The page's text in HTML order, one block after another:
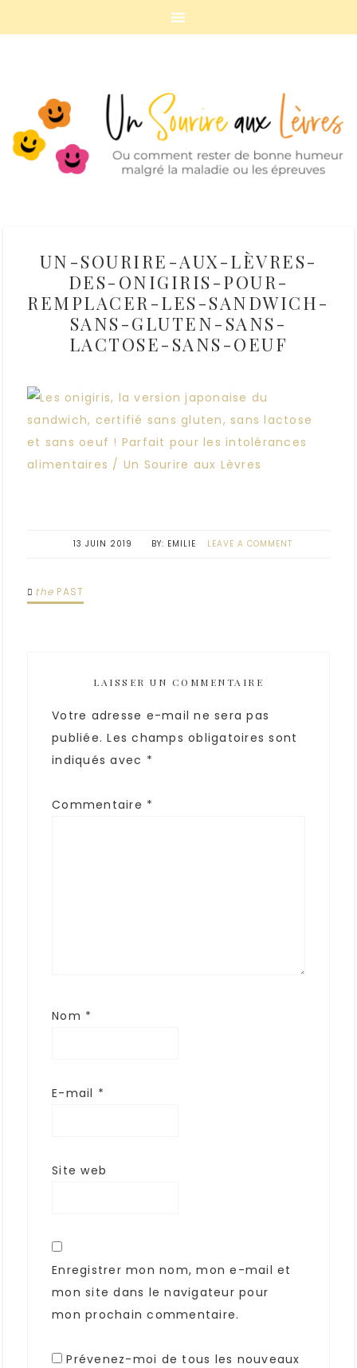
UN-SOURIRE-AUX-LÈVRES-
DES-ONIGIRIS-POUR-
REMPLACER-LES-SANDWICH-
SANS-GLUTEN-SANS-
LACTOSE-SANS-OEUF
13 JUIN 2019 EMILIE LEAVE A COMMENT
the PAST
LAISSER UN COMMENTAIRE
Votre adresse e-mail ne sera pas
publiée. Les champs obligatoires sont
indiqués avec *
Commentaire *
Nom *
E-mail *
Site web
Enregistrer mon nom, mon e-mail et
mon site dans le navigateur pour
mon prochain commentaire.
Prévenez-moi de tous les nouveaux